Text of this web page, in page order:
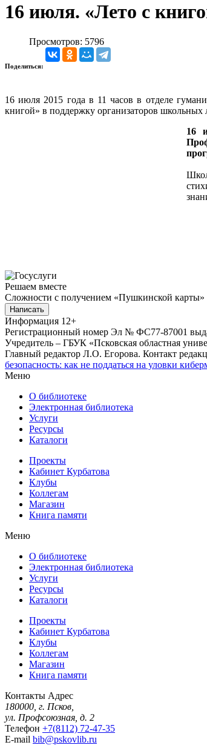
16 июля. «Лето с
Просмотров: 5796
Поделиться:
16 июля 2015 года в 11 часов в отделе
книгой» в поддержку организаторов школьных
16
Решаем вместе
Сложности с получением «Пушкинской карты»
Написать
Информация 12+
Регистрационный номер Эл № ФС77-87001
Учредитель – ГБУК «Псковская областная
Главный редактор Л.О. Егорова. Контакт
безопасность: как не поддаться на уловки
Меню
О библиотеке
Электронная библиотека
Услуги
Ресурсы
Каталоги
Проекты
Кабинет Курбатова
Клубы
Коллегам
Магазин
Книга памяти
Меню
О библиотеке
Электронная библиотека
Услуги
Ресурсы
Каталоги
Проекты
Кабинет Курбатова
Клубы
Коллегам
Магазин
Книга памяти
Контакты Адрес
180000, г. Псков,
ул. Профсоюзная, д. 2
Телефон +7(8112) 72-47-35
E-mail bib@pskovlib.ru